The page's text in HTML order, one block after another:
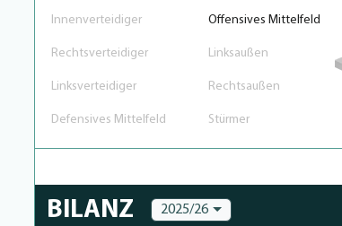
Innenverteidiger Offensives Mittelfeld
Rechtsverteidiger Linksaußen
Linksverteidiger Rechtsaußen
Defensives Mittelfeld Stürmer
BILANZ 2025/26